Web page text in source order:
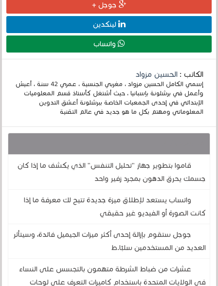
جوجل +
لينكدين
واتساب
الكاتب :الحسين مزواد
إسمي الكامل الحسين مزواد ، مغربي الجنسية ، عمري 42 سنة ، أعيش
وأعمل في برشلونة بإسبانيا ، حيث أشتغل كأستاذ قسم المعلوميات
الإبتدائي في إحدى الجمعيات الخاصة ببرشلونة أعشق التدوين
المعلوماتي ومهتم بكل ما هو جديد في عالم التقنية
قاموا بتطوير جهاز "تحليل التنفس" الذي يكشف ما إذا كان
جسمك يحرق الدهون بمجرد زفير واحد
واتساب يستعد لإطلاق ميزة جديدة تتيح لك معرفة ما إذا
كانت الصورة أو الفيديو غير حقيقي
جوجل ستقوم بإزالة إحدى أكثر ميزات الجيميل فائدة، وسيتأثر
العديد من المستخدمين سلبًا.ط
عشرات من ضباط الشرطة متهمون بالتجسس على النساء
في الولايات المتحدة باستخدام كاميرات التعرف على لوحات